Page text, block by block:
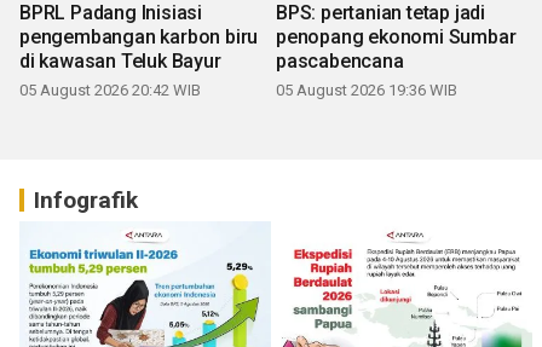
BPRL Padang Inisiasi
pengembangan karbon biru
di kawasan Teluk Bayur
05 August 2026 20:42 WIB
BPS: pertanian tetap jadi
penopang ekonomi Sumbar
pascabencana
05 August 2026 19:36 WIB
Infografik